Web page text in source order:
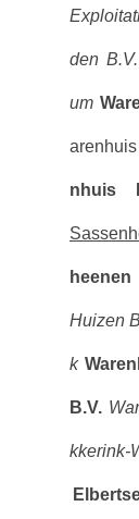
den B.V.
um
nhuis
Huizen
k
B.V.
kkerink-